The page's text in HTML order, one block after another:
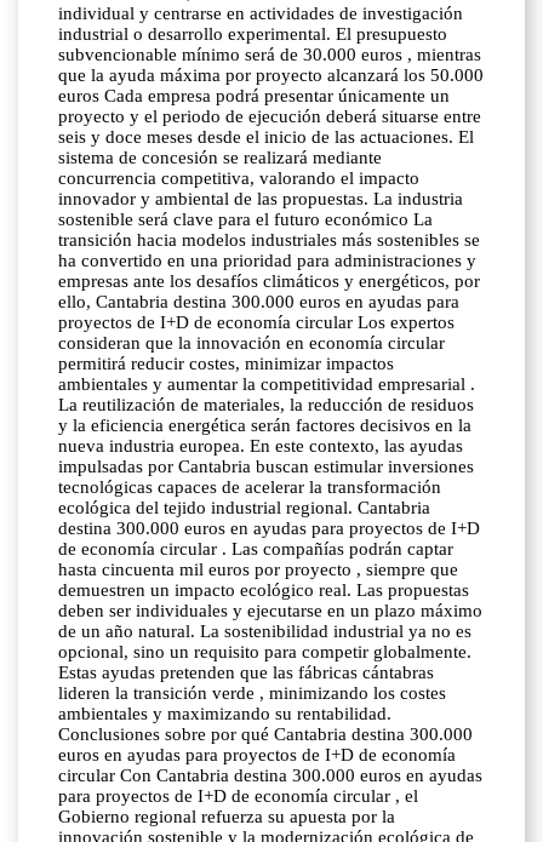
individual y centrarse en actividades de investigación
industrial o desarrollo experimental. El presupuesto
subvencionable mínimo será de 30.000 euros , mientras
que la ayuda máxima por proyecto alcanzará los 50.000
euros Cada empresa podrá presentar únicamente un
proyecto y el periodo de ejecución deberá situarse entre
seis y doce meses desde el inicio de las actuaciones. El
sistema de concesión se realizará mediante
concurrencia competitiva, valorando el impacto
innovador y ambiental de las propuestas. La industria
sostenible será clave para el futuro económico La
transición hacia modelos industriales más sostenibles se
ha convertido en una prioridad para administraciones y
empresas ante los desafíos climáticos y energéticos, por
ello, Cantabria destina 300.000 euros en ayudas para
proyectos de I+D de economía circular Los expertos
consideran que la innovación en economía circular
permitirá reducir costes, minimizar impactos
ambientales y aumentar la competitividad empresarial .
La reutilización de materiales, la reducción de residuos
y la eficiencia energética serán factores decisivos en la
nueva industria europea. En este contexto, las ayudas
impulsadas por Cantabria buscan estimular inversiones
tecnológicas capaces de acelerar la transformación
ecológica del tejido industrial regional. Cantabria
destina 300.000 euros en ayudas para proyectos de I+D
de economía circular . Las compañías podrán captar
hasta cincuenta mil euros por proyecto , siempre que
demuestren un impacto ecológico real. Las propuestas
deben ser individuales y ejecutarse en un plazo máximo
de un año natural. La sostenibilidad industrial ya no es
opcional, sino un requisito para competir globalmente.
Estas ayudas pretenden que las fábricas cántabras
lideren la transición verde , minimizando los costes
ambientales y maximizando su rentabilidad.
Conclusiones sobre por qué Cantabria destina 300.000
euros en ayudas para proyectos de I+D de economía
circular Con Cantabria destina 300.000 euros en ayudas
para proyectos de I+D de economía circular , el
Gobierno regional refuerza su apuesta por la
innovación sostenible y la modernización ecológica de